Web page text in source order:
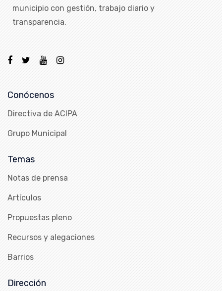
municipio con gestión, trabajo diario y
transparencia.
Conócenos
Directiva de ACIPA
Grupo Municipal
Temas
Notas de prensa
Artículos
Propuestas pleno
Recursos y alegaciones
Barrios
Dirección